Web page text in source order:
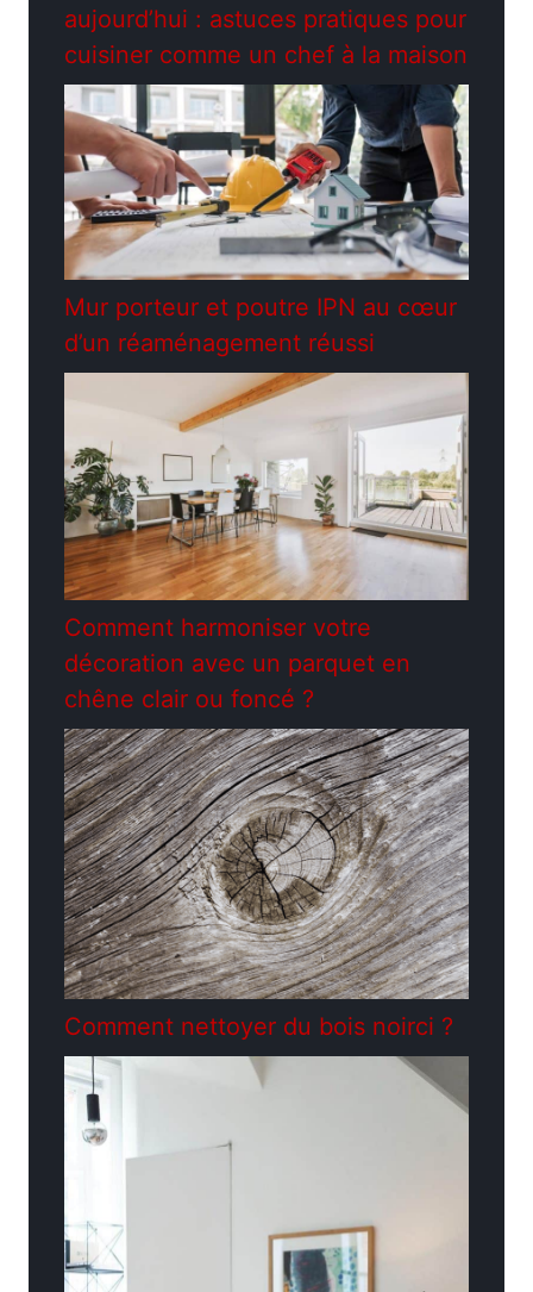
aujourd’hui : astuces pratiques pour
cuisiner comme un chef à la maison
Mur porteur et poutre IPN au cœur
d’un réaménagement réussi
Comment harmoniser votre
décoration avec un parquet en
chêne clair ou foncé ?
Comment nettoyer du bois noirci ?